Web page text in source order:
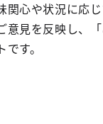
関心や状況に応
意見を反映し、
す。